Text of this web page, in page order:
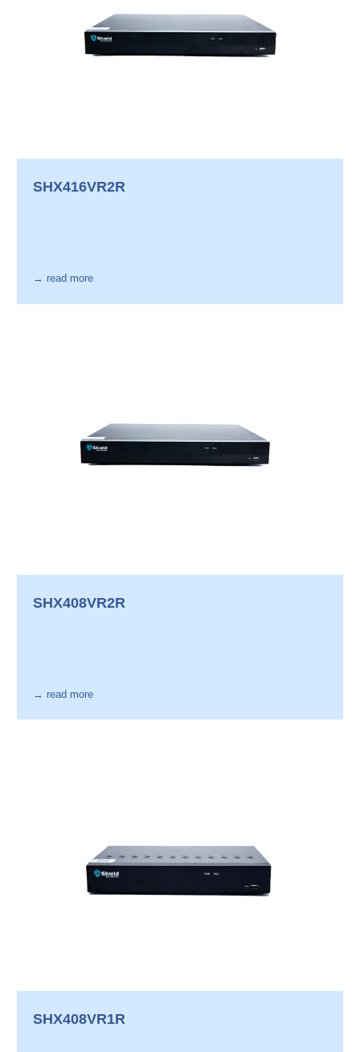
SHX416VR2R
→ read more
SHX408VR2R
→ read more
SHX408VR1R